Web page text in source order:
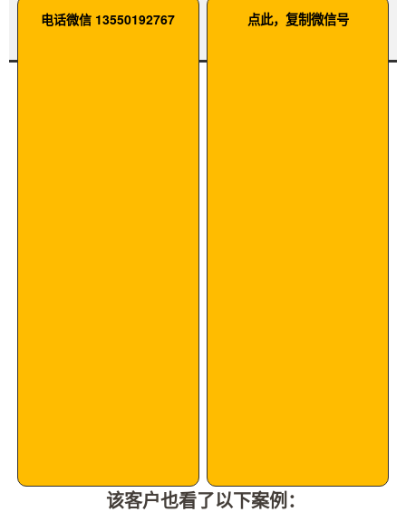
电话微信 13550192767 点此，复制微信号
该客户也看了以下案例：